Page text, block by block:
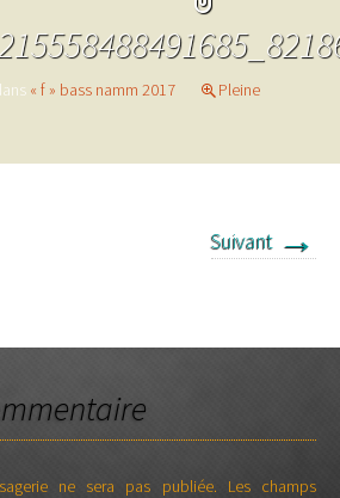
« f » bass namm 2017
Pleine
Suivant →
ne sera pas publiée. Les champs